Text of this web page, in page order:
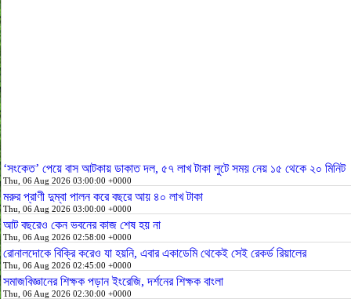
‘সংকেত’ পেয়ে বাস আটকায় ডাকাত দল, ৫৭ লাখ টাকা লুটে সময় নেয় ১৫ থেকে ২০ মিনিট
Thu, 06 Aug 2026 03:00:00 +0000
মরুর প্রাণী দুম্বা পালন করে বছরে আয় ৪০ লাখ টাকা
Thu, 06 Aug 2026 03:00:00 +0000
আট বছরেও কেন ভবনের কাজ শেষ হয় না
Thu, 06 Aug 2026 02:58:00 +0000
রোনালদোকে বিক্রি করেও যা হয়নি, এবার একাডেমি থেকেই সেই রেকর্ড রিয়ালের
Thu, 06 Aug 2026 02:45:00 +0000
সমাজবিজ্ঞানের শিক্ষক পড়ান ইংরেজি, দর্শনের শিক্ষক বাংলা
Thu, 06 Aug 2026 02:30:00 +0000